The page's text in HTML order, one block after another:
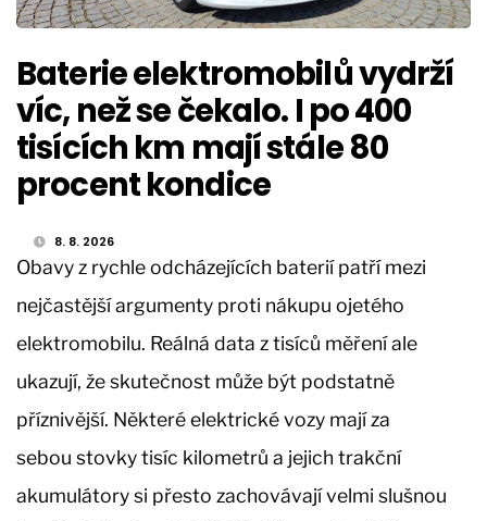
Baterie elektromobilů vydrží
víc, než se čekalo. I po 400
tisících km mají stále 80
procent kondice
8. 8. 2026
Obavy z rychle odcházejících baterií patří mezi
nejčastější argumenty proti nákupu ojetého
elektromobilu. Reálná data z tisíců měření ale
ukazují, že skutečnost může být podstatně
příznivější. Některé elektrické vozy mají za
sebou stovky tisíc kilometrů a jejich trakční
akumulátory si přesto zachovávají velmi slušnou